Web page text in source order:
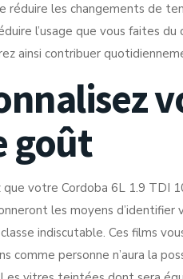
les changements de
l’usage que vous faites
ainsi contribuer
goût
que votre Cordoba 6L 1.9 TDI
les moyens
indiscutable. Ces films
comme personne n’aura la